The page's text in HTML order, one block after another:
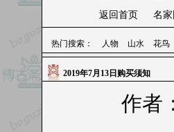
返回首页
名
热门搜索： 人物 山水 花鸟
2019年7月13日购买须知
作者